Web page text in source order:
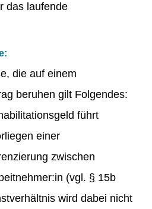
das laufende
die auf einem
beruhen gilt Folgendes:
führt
einer
zwischen
(vgl. § 15b
wird dabei nicht